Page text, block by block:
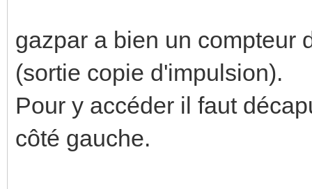
gazpar a bien un compteur
(sortie copie d'impulsion).
Pour y accéder il faut
côté gauche.